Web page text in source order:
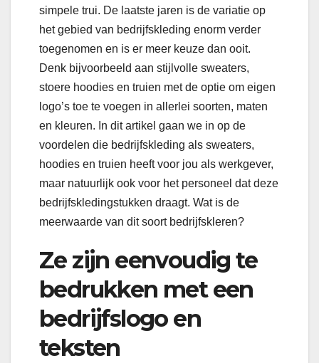
simpele trui. De laatste jaren is de variatie op
het gebied van bedrijfskleding enorm verder
toegenomen en is er meer keuze dan ooit.
Denk bijvoorbeeld aan stijlvolle sweaters,
stoere hoodies en truien met de optie om eigen
logo’s toe te voegen in allerlei soorten, maten
en kleuren. In dit artikel gaan we in op de
voordelen die bedrijfskleding als sweaters,
hoodies en truien heeft voor jou als werkgever,
maar natuurlijk ook voor het personeel dat deze
bedrijfskledingstukken draagt. Wat is de
meerwaarde van dit soort bedrijfskleren?
Ze zijn eenvoudig te
bedrukken met een
bedrijfslogo en
teksten